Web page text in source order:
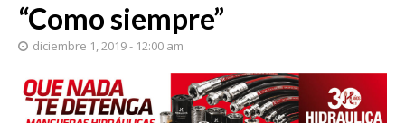
“Como siempre”
diciembre 1, 2019 - 12:00 am